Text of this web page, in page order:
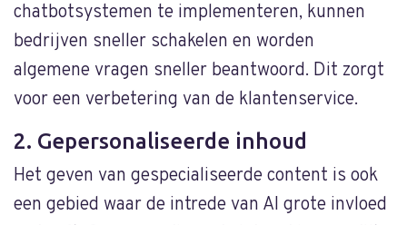
chatbotsystemen te implementeren, kunnen
bedrijven sneller schakelen en worden
algemene vragen sneller beantwoord. Dit zorgt
voor een verbetering van de klantenservice.
2. Gepersonaliseerde inhoud
Het geven van gespecialiseerde content is ook
een gebied waar de intrede van AI grote invloed